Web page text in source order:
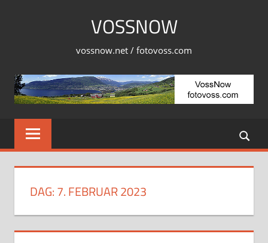
VOSSNOW
vossnow.net / fotovoss.com
DAG:7. FEBRUAR 2023